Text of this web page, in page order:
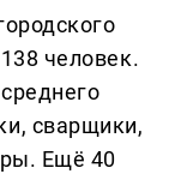
человек.
сварщики,
Ещё 40